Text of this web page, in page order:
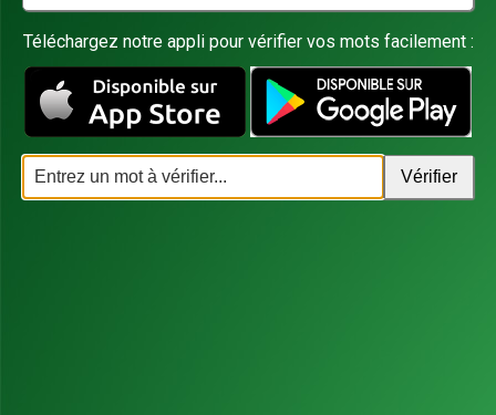
Téléchargez notre appli pour vérifier vos mots facilement :